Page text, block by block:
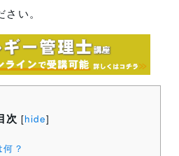
い。
次 [hide]
？